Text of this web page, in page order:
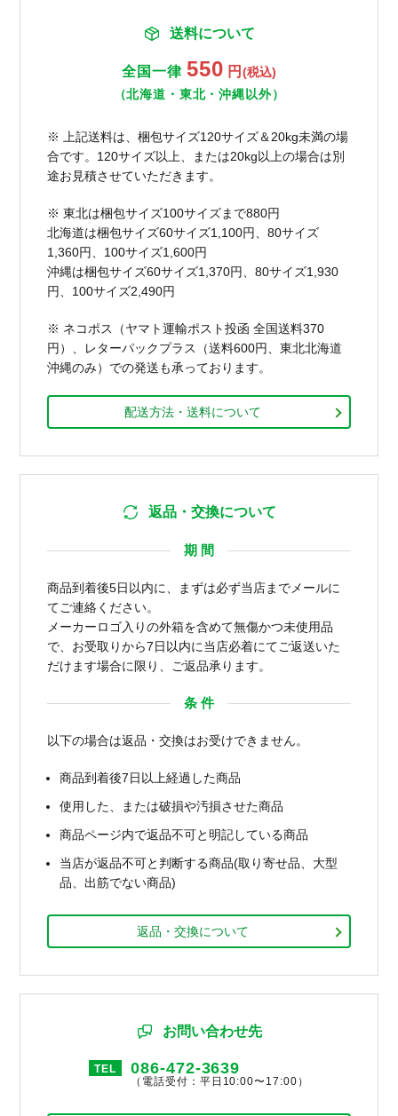
送料について
全国一律 550 円 (税込)
（北海道・東北・沖縄以外）
※ 上記送料は、梱包サイズ120サイズ＆20kg未満の場
合です。120サイズ以上、または20kg以上の場合は別
途お見積させていただきます。
※ 東北は梱包サイズ100サイズまで880円
北海道は梱包サイズ60サイズ1,100円、80サイズ
1,360円、100サイズ1,600円
沖縄は梱包サイズ60サイズ1,370円、80サイズ1,930
円、100サイズ2,490円
※ ネコポス（ヤマト運輸ポスト投函 全国送料370
円）、レターパックプラス（送料600円、東北北海道
沖縄のみ）での発送も承っております。
配送方法・送料について
返品・交換について
期 間
商品到着後5日以内に、まずは必ず当店までメールに
てご連絡ください。
メーカーロゴ入りの外箱を含めて無傷かつ未使用品
で、お受取りから7日以内に当店必着にてご返送いた
だけます場合に限り、ご返品承ります。
条 件
以下の場合は返品・交換はお受けできません。
商品到着後7日以上経過した商品
使用した、または破損や汚損させた商品
商品ページ内で返品不可と明記している商品
当店が返品不可と判断する商品(取り寄せ品、大型
品、出筋でない商品)
返品・交換について
お問い合わせ先
TEL 086-472-3639
（電話受付：平日10:00〜17:00）